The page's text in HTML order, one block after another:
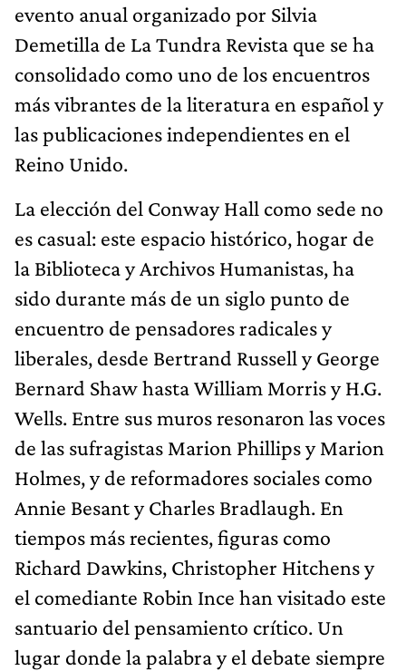
evento anual organizado por Silvia
Demetilla de La Tundra Revista que se ha
consolidado como uno de los encuentros
más vibrantes de la literatura en español y
las publicaciones independientes en el
Reino Unido.
La elección del Conway Hall como sede no
es casual: este espacio histórico, hogar de
la Biblioteca y Archivos Humanistas, ha
sido durante más de un siglo punto de
encuentro de pensadores radicales y
liberales, desde Bertrand Russell y George
Bernard Shaw hasta William Morris y H.G.
Wells. Entre sus muros resonaron las voces
de las sufragistas Marion Phillips y Marion
Holmes, y de reformadores sociales como
Annie Besant y Charles Bradlaugh. En
tiempos más recientes, figuras como
Richard Dawkins, Christopher Hitchens y
el comediante Robin Ince han visitado este
santuario del pensamiento crítico. Un
lugar donde la palabra y el debate siempre